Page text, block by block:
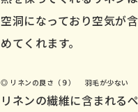
空洞になっており空気が
めてくれます。
◎ リネンの良さ（９） 羽毛が少ない
リネンの繊維に含まれる